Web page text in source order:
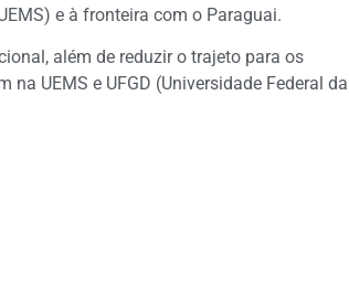
e à fronteira com o Paraguai.
além de reduzir o trajeto para os
UEMS e UFGD (Universidade Federal da